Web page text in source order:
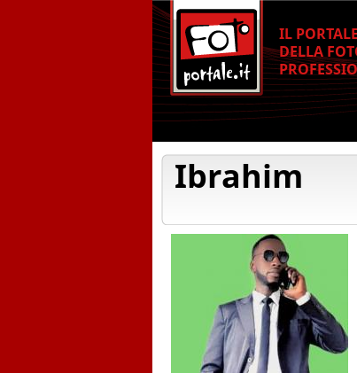
IL PORTALE
DELLA
Ibrahim